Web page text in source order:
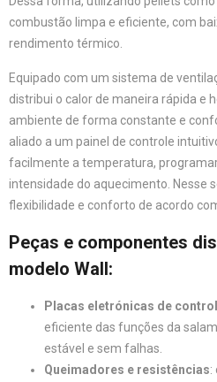
combustão limpa e eficiente, com
rendimento térmico.
Equipado com um sistema de
distribui o calor de maneira rápida e
ambiente de forma constante e
aliado a um painel de controle
facilmente a temperatura,
intensidade do aquecimento. Nesse
flexibilidade e conforto de acordo
Peças e componentes
modelo Wall:
Placas eletrónicas de
eficiente das funções da
estável e sem falhas.
Queimadores e resistências: